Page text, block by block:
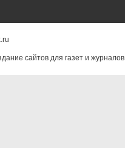
сайтов для газет и журналов